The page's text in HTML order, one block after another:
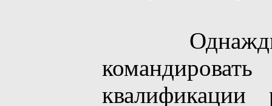
Однажды
квалификации